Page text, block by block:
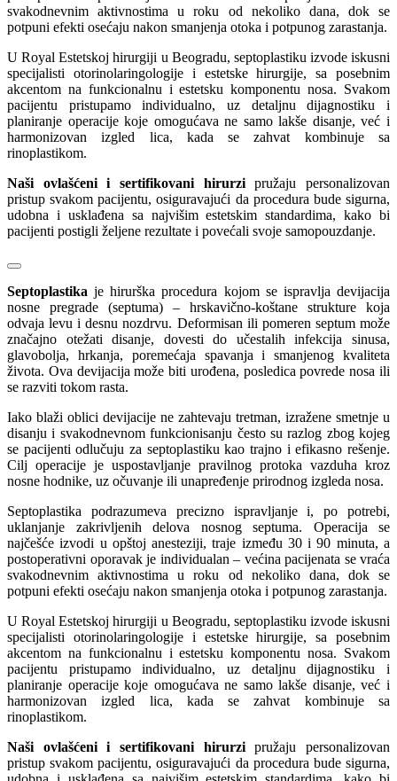
svakodnevnim aktivnostima u roku od nekoliko dana, dok se
potpuni efekti osećaju nakon smanjenja otoka i potpunog zarastanja.
U Royal Estetskoj hirurgiji u Beogradu, septoplastiku izvode iskusni
specijalisti otorinolaringologije i estetske hirurgije, sa posebnim
akcentom na funkcionalnu i estetsku komponentu nosa. Svakom
pacijentu pristupamo individualno, uz detaljnu dijagnostiku i
planiranje operacije koje omogućava ne samo lakše disanje, već i
harmonizovan izgled lica, kada se zahvat kombinuje sa
rinoplastikom.
Naši ovlašćeni i sertifikovani hirurzipružaju personalizovan
pristup svakom pacijentu, osiguravajući da procedura bude sigurna,
udobna i usklađena sa najvišim estetskim standardima, kako bi
pacijenti postigli željene rezultate i povećali svoje samopouzdanje.
Septoplastika je hirurška procedura kojom se ispravlja devijacija
nosne pregrade (septuma) – hrskavično-koštane strukture koja
odvaja levu i desnu nozdrvu. Deformisan ili pomeren septum može
značajno otežati disanje, dovesti do učestalih infekcija sinusa,
glavobolja, hrkanja, poremećaja spavanja i smanjenog kvaliteta
života. Ova devijacija može biti urođena, posledica povrede nosa ili
se razviti tokom rasta.
Iako blaži oblici devijacije ne zahtevaju tretman, izražene smetnje u
disanju i svakodnevnom funkcionisanju često su razlog zbog kojeg
se pacijenti odlučuju za septoplastiku kao trajno i efikasno rešenje.
Cilj operacije je uspostavljanje pravilnog protoka vazduha kroz
nosne hodnike, uz očuvanje ili unapređenje prirodnog izgleda nosa.
Septoplastika podrazumeva precizno ispravljanje i, po potrebi,
uklanjanje zakrivljenih delova nosnog septuma. Operacija se
najčešće izvodi u opštoj anesteziji, traje između 30 i 90 minuta, a
postoperativni oporavak je individualan – većina pacijenata se vraća
svakodnevnim aktivnostima u roku od nekoliko dana, dok se
potpuni efekti osećaju nakon smanjenja otoka i potpunog zarastanja.
U Royal Estetskoj hirurgiji u Beogradu, septoplastiku izvode iskusni
specijalisti otorinolaringologije i estetske hirurgije, sa posebnim
akcentom na funkcionalnu i estetsku komponentu nosa. Svakom
pacijentu pristupamo individualno, uz detaljnu dijagnostiku i
planiranje operacije koje omogućava ne samo lakše disanje, već i
harmonizovan izgled lica, kada se zahvat kombinuje sa
rinoplastikom.
Naši ovlašćeni i sertifikovani hirurzipružaju personalizovan
pristup svakom pacijentu, osiguravajući da procedura bude sigurna,